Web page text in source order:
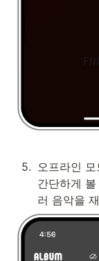
5. 오프라인
간단하게
러 음악을